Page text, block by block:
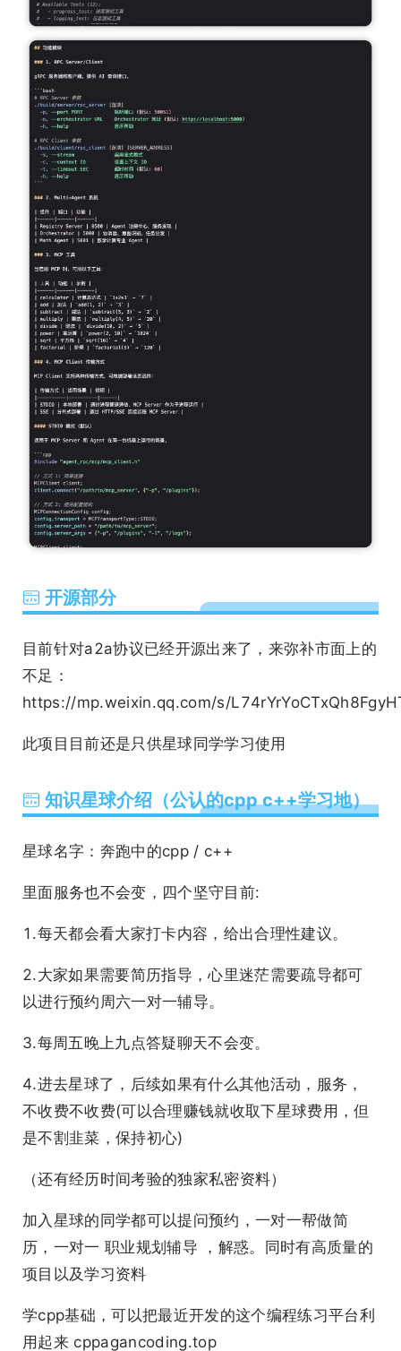
开源部分
目前针对a2a协议已经开源出来了，来弥补市面上的
不足：
https://mp.weixin.qq.com/s/
此项目目前还是只供星球同学学习使用
知识星球介绍（公认的cpp c++学习地）
星球名字：奔跑中的cpp / c++
里面服务也不会变，四个坚守目前:
1.每天都会看大家打卡内容，给出合理性建议。
2.大家如果需要简历指导，心里迷茫需要疏导都可
以进行预约周六一对一辅导。
3.每周五晚上九点答疑聊天不会变。
4.进去星球了，后续如果有什么其他活动，服务，
不收费不收费(可以合理赚钱就收取下星球费用，但
是不割韭菜，保持初心)
（还有经历时间考验的独家私密资料）
加入星球的同学都可以提问预约，一对一帮做简
历，一对一 职业规划辅导 ，解惑。同时有高质量的
项目以及学习资料
学cpp基础，可以把最近开发的这个编程练习平台利
用起来 cppagancoding.top